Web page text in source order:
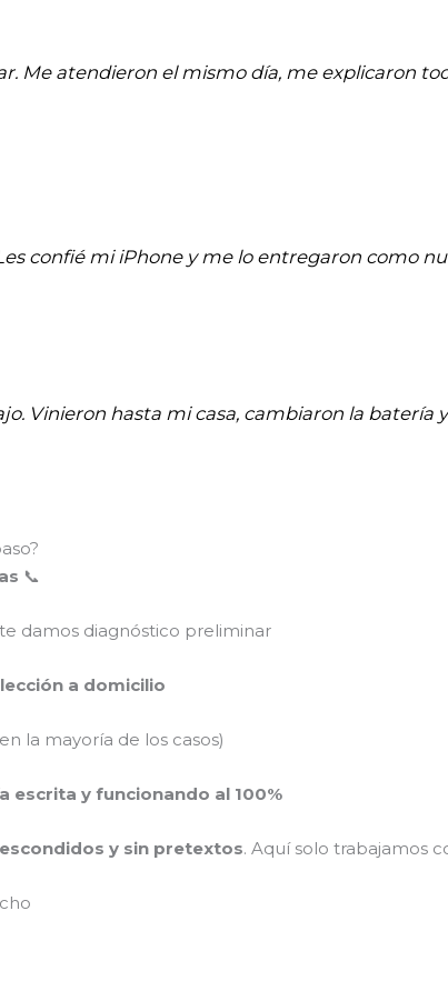
Me atendieron el mismo día, me explicaron
confié mi iPhone y me lo entregaron como
Vinieron hasta mi casa, cambiaron la batería y
📞
damos diagnóstico preliminar
a domicilio
la mayoría de los casos)
escrita y funcionando al 100%
y sin pretextos. Aquí solo trabajamos